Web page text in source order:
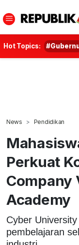
Hot Topics:
News Pendidikan
Perkuat
Company
Academy
Cyber
pembelajaran